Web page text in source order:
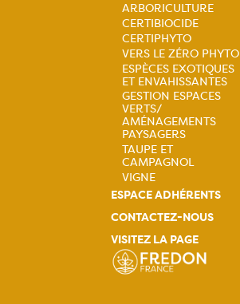
Navigation
principale
ARBORICULTURE
CERTIBIOCIDE
CERTIPHYTO
VERS LE ZÉRO PHYTO
ESPÈCES EXOTIQUES
ET ENVAHISSANTES
GESTION ESPACES
VERTS/
AMÉNAGEMENTS
PAYSAGERS
TAUPE ET
CAMPAGNOL
VIGNE
ESPACE ADHÉRENTS
CONTACTEZ-NOUS
VISITEZ LA PAGE